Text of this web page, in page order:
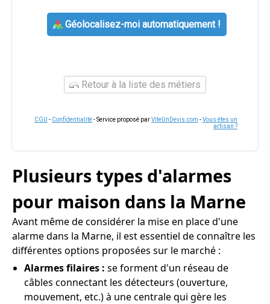
Géolocalisez-moi automatiquement !
Retour à la liste des métiers
CGU - Confidentialité- Service proposé parViteUnDevis.com -Vous êtes un
artisan ?
Plusieurs types d'alarmes
pour maison dans la Marne
Avant même de considérer la mise en place d'une
alarme dans la Marne, il est essentiel de connaître les
différentes options proposées sur le marché :
Alarmes filaires : se forment d'un réseau de
câbles connectant les détecteurs (ouverture,
mouvement, etc.) à une centrale qui gère les